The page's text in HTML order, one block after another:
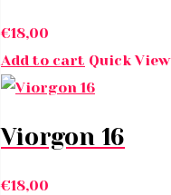
€18,00
Add to cart Quick View
Viorgon 16
€18,00